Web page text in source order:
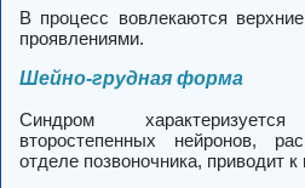
В процесс вовлекаются
проявлениями.
Шейно-грудная форма
Синдром
второстепенных нейронов,
отделе позвоночника, приводит